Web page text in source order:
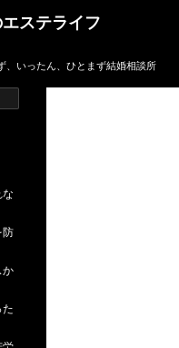
ステライフ
、いったん、ひとまず結婚相談所
防
か